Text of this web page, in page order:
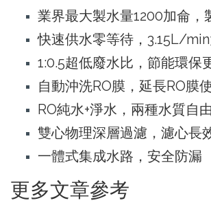
業界最大製水量1200加侖，
快速供水零等待，3.15L/
1:0.5超低廢水比，節能環保
自動沖洗RO膜，延長RO膜
RO純水+淨水，兩種水質自
雙心物理深層過濾，濾心長
一體式集成水路，安全防漏
更多文章參考